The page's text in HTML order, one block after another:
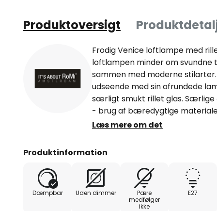
Produktoversigt
Frodig Venice loftlampe med
loftlampen minder om svundne
sammen med moderne
udseende med sin afrundede
særligt smukt rillet glas. Særlige
- brug af bæredygtige
træ for hvert solgt armatur -
armatur er inspireret af en by
Læs mere om det
Produktinformation
Dæmpbar Uden dimmer
Pære
medfølger
ikke
E27